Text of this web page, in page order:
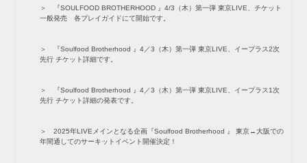
『SOULFOOD BROTHERHOOD 』4/3（木）第一弾 東京LIVE、チケット
一般発売 各プレイガイドにて開始です。
『Soulfood Brotherhood 』4／3（木）第一弾 東京LIVE、イープラス2次
先行 チケット詳細です。
『Soulfood Brotherhood 』4／3（木）第一弾 東京LIVE、イープラス1次
先行 チケット詳細の発表です。
2025年LIVEメインとなる企画『Soulfood Brotherhood 』 東京↔︎大阪での
年間通してのサーキットイベント開催決定！